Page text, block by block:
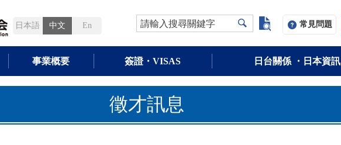
日本語 中文 En 請輸入搜尋關鍵字 常用字词常見問題
事業概要 簽證・VISAS 日台關係 ・日本資訊
徵才訊息